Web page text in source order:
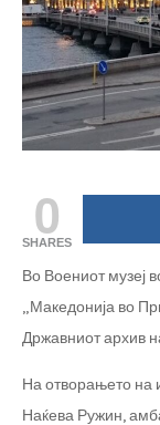
0
SHARES
Во Воениот музеј
„Македонија во
Државниот архив
На отворањето на
Наќева Ружин,